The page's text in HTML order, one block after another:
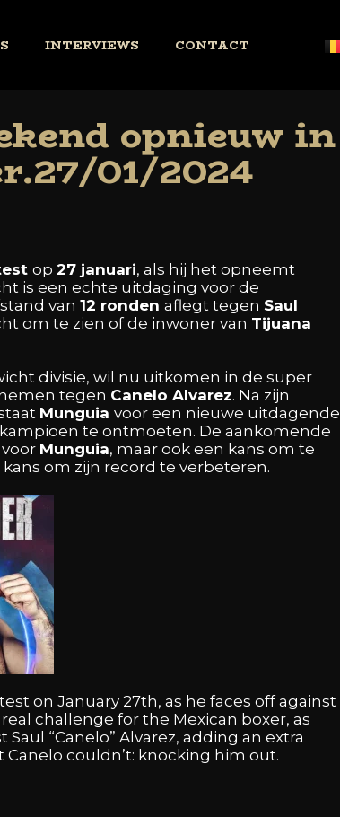
INTERVIEWS CONTACT
opnieuw in
01/2024
op 27 januari, als hij het opneemt
is een echte uitdaging voor de
van 12 ronden aflegt tegen Saul
om te zien ofde inwoner van Tijuana
divisie, wil nu uitkomen in de super
tegen Canelo Alvarez. Na zijn
Munguia voor een nieuwe uitdagende
kampioen te ontmoeten. De aankomende
voor Munguia, maar ook een kans om te
kans om zijn record te verbeteren.
test on January 27th, as he faces offagainst
real challenge for the Mexican boxer, as
Saul “Canelo” Alvarez, adding an extra
Canelo couldn’t: knocking him out.